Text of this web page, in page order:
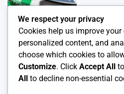
POSTED
IN
SPONSORED
Alasan OKJKT
Pilihanmu
Post
June 19, 2026
We respect your privacy
Cookies help us improve your
personalized content, and
choose which cookies to
Customize. Click Accept All
All to decline non-essential